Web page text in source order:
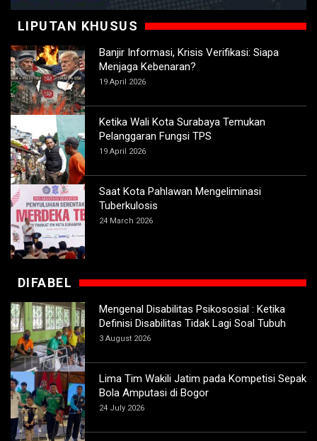
LIPUTAN KHUSUS
Banjir Informasi, Krisis Verifikasi: Siapa
Menjaga Kebenaran?
19 April 2026
Ketika Wali Kota Surabaya Temukan
Pelanggaran Fungsi TPS
19 April 2026
Saat Kota Pahlawan Mengeliminasi
Tuberkulosis
24 March 2026
DIFABEL
Mengenal Disabilitas Psikososial : Ketika
Definisi Disabilitas Tidak Lagi Soal Tubuh
3 August 2026
Lima Tim Wakili Jatim pada Kompetisi Sepak
Bola Amputasi di Bogor
24 July 2026